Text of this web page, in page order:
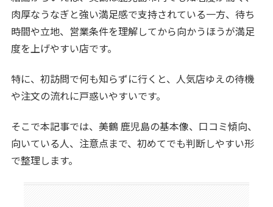
肉厚なうなぎと強い満足感で支持されている一方、待ち
時間や立地、営業条件を理解してから向かうほうが満足
度を上げやすい店です。
特に、初訪問で何も知らずに行くと、人気店ゆえの待機
や注文の流れに戸惑いやすいです。
そこで本記事では、美鶴 鹿児島の基本像、口コミ傾向、
向いている人、注意点まで、初めてでも判断しやすい形
で整理します。